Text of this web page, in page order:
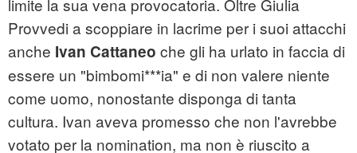
limite la sua vena provocatoria. Oltre Giulia
Provvedi a scoppiare in lacrime per i suoi attacchi
anche Ivan Cattaneo che gli ha urlato in faccia di
essere un "bimbomi***ia" e di non valere niente
come uomo, nonostante disponga di tanta
cultura. Ivan aveva promesso che non l'avrebbe
votato per la nomination, ma non è riuscito a